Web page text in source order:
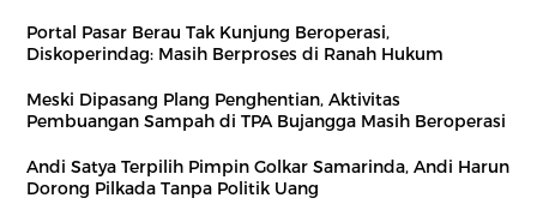
Portal Pasar Berau Tak Kunjung Beroperasi,
Diskoperindag: Masih Berproses di Ranah Hukum
Meski Dipasang Plang Penghentian, Aktivitas
Pembuangan Sampah di TPA Bujangga Masih Beroperasi
Andi Satya Terpilih Pimpin Golkar Samarinda, Andi Harun
Dorong Pilkada Tanpa Politik Uang